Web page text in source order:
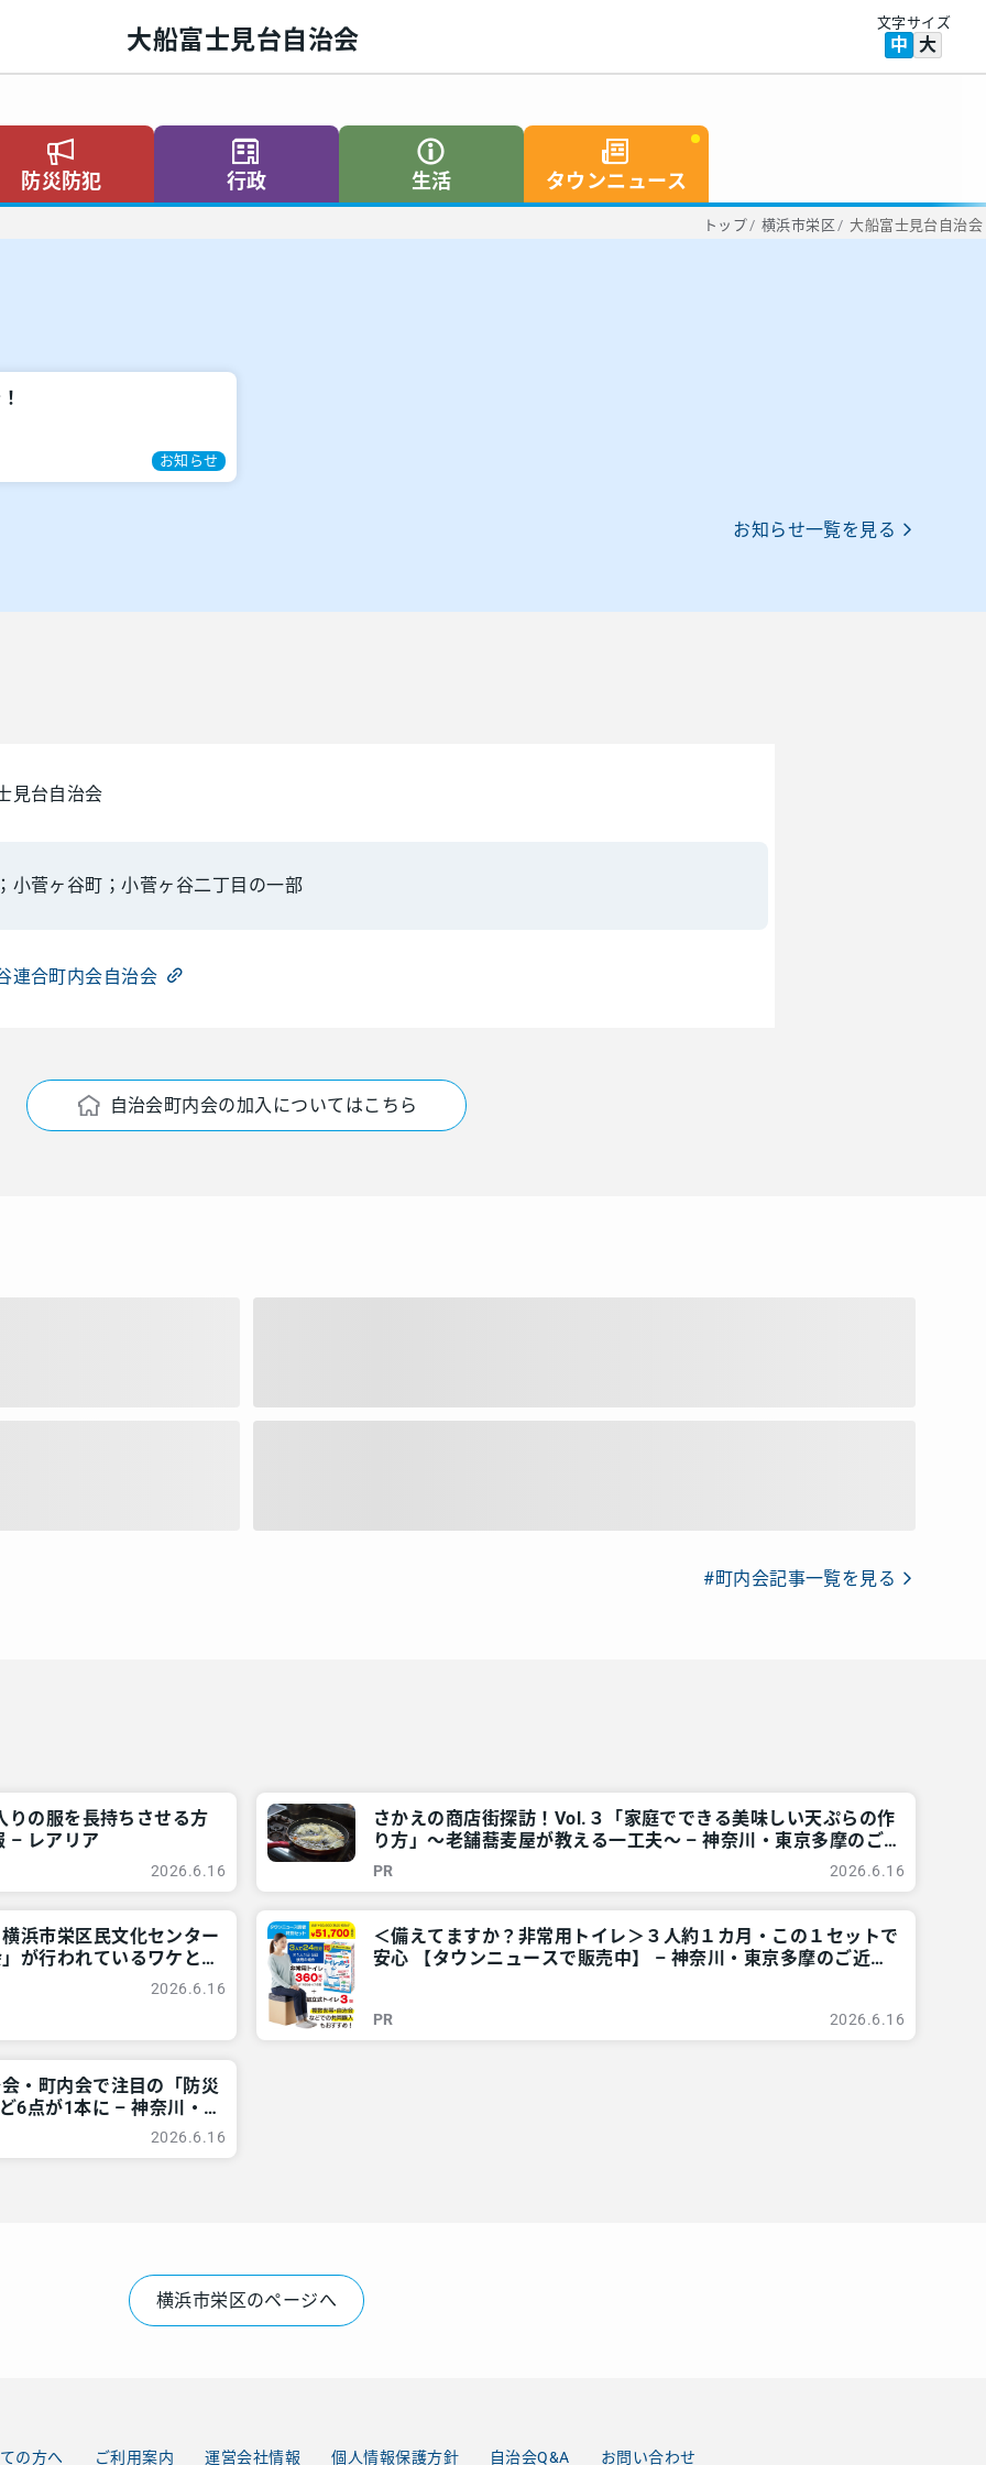
大船富士見台自治会
文字サイズ
中 大
防災防犯 行政 生活 タウンニュース
トップ/ 横浜市栄区 / 大船富士見台自治会
お知らせ
お知らせ一覧を見る
見台自治会
小菅ヶ谷町；小菅ヶ谷二丁目の一部
連合町内会自治会
自治会町内会の加入についてはこちら
#町内会記事一覧を見る
りの服を長持ちさせる方
– レアリア
2026.6.16
さかえの商店街探訪！Vol.３「家庭でできる美味しい天ぷらの作
り方」～老舗蕎麦屋が教える一工夫～ – 神奈川・東京多摩のご
近所情報 – レアリア
PR 2026.6.16
浜市栄区民文化センター
が行われているワケと
2026.6.16
＜備えてますか？非常用トイレ＞３人約１カ月・この１セットで
安心 【タウンニュースで販売中】 – 神奈川・東京多摩のご近所
PR 2026.6.16
・町内会で注目の「防災
6点が1本に – 神奈川・
2026.6.16
横浜市栄区のページへ
の方へ ご利用案内 運営会社情報 個人情報保護方針 自治会Q&A お問い合わせ